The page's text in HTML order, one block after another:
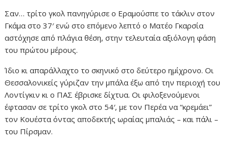
Σαν… τρίτο γκολ πανηγύρισε ο Εραμούσπε το τάκλιν στον
Γκάμα στο 37′ ενώ στο επόμενο λεπτό ο Ματέο Γκαρσία
αστόχησε από πλάγια θέση, στην τελευταία αξιόλογη φάση
του πρώτου μέρους.
Ίδιο κι απαράλλαχτο το σκηνικό στο δεύτερο ημίχρονο. Οι
Θεσσαλονικείς γύριζαν την μπάλα έξω από την περιοχή του
Λοντίγκιν κι ο ΠΑΣ έβρισκε δίχτυα. Οι φιλοξενούμενοι
έφτασαν σε τρίτο γκολ στο 54′, με τον Περέα να “κρεμάει”
τον Κουέστα όντας αποδεκτής ωραίας μπαλιάς – και πάλι –
του Πίρσμαν.